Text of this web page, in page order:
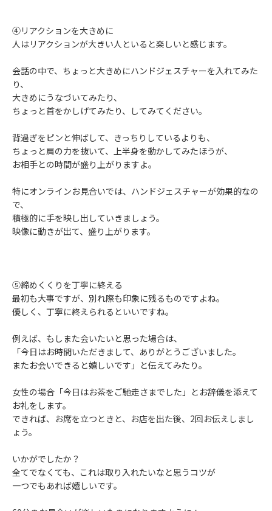
④リアクションを大きめに
人はリアクションが大きい人といると楽しいと感じます。
会話の中で、ちょっと大きめにハンドジェスチャーを入れてみた
り、
大きめにうなづいてみたり、
ちょっと首をかしげてみたり、してみてください。
背過ぎをピンと伸ばして、きっちりしているよりも、
ちょっと肩の力を抜いて、上半身を動かしてみたほうが、
お相手との時間が盛り上がりますよ。
特にオンラインお見合いでは、ハンドジェスチャーが効果的なの
で、
積極的に手を映し出していきましょう。
映像に動きが出て、盛り上がります。
⑤締めくくりを丁寧に終える
最初も大事ですが、別れ際も印象に残るものですよね。
優しく、丁寧に終えられるといいですね。
例えば、もしまた会いたいと思った場合は、
「今日はお時間いただきまして、ありがとうございました。
またお会いできると嬉しいです」と伝えてみたり。
女性の場合「今日はお茶をご馳走さまでした」とお辞儀を添えて
お礼をします。
できれば、お席を立つときと、お店を出た後、2回お伝えしまし
ょう。
いかがでしたか？
全てでなくても、これは取り入れたいなと思うコツが
一つでもあれば嬉しいです。